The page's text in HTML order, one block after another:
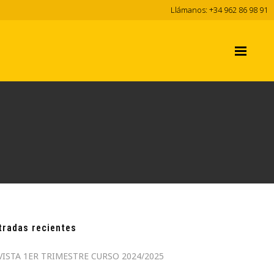
Llámanos: +34 962 86 98 91
recientes
1ER TRIMESTRE CURSO 2024/2025